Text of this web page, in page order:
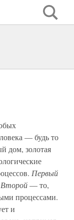
— будь то
дом, золотая
Первый
Второй— то,
процессами.
и